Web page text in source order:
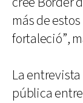
más de
fortaleció”,
La
pública